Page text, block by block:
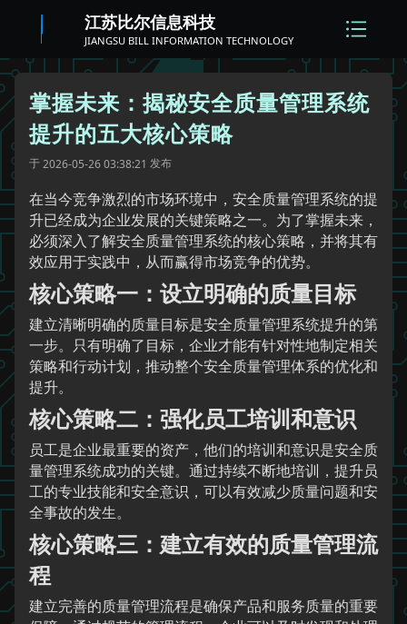
江苏比尔信息科技
JIANGSU BILL INFORMATION TECHNOLOGY
掌握未来：揭秘安全质量管理系统
提升的五大核心策略
于2026-05-26 03:38:21 发布
在当今竞争激烈的市场环境中，安全质量管理系统的提
升已经成为企业发展的关键策略之一。为了掌握未来，
必须深入了解安全质量管理系统的核心策略，并将其有
效应用于实践中，从而赢得市场竞争的优势。
核心策略一：设立明确的质量目标
建立清晰明确的质量目标是安全质量管理系统提升的第
一步。只有明确了目标，企业才能有针对性地制定相关
策略和行动计划，推动整个安全质量管理体系的优化和
提升。
核心策略二：强化员工培训和意识
员工是企业最重要的资产，他们的培训和意识是安全质
量管理系统成功的关键。通过持续不断地培训，提升员
工的专业技能和安全意识，可以有效减少质量问题和安
全事故的发生。
核心策略三：建立有效的质量管理流
程
建立完善的质量管理流程是确保产品和服务质量的重要